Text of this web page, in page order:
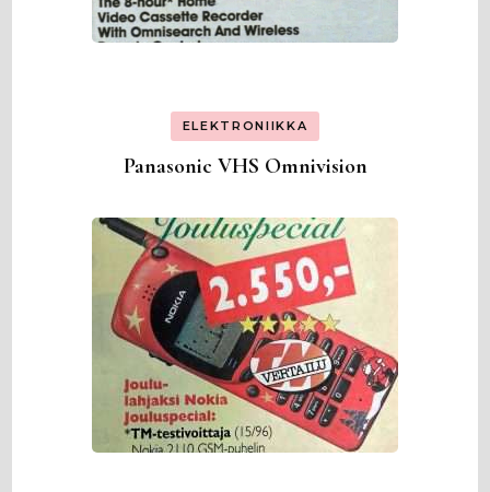
ELEKTRONIIKKA
Panasonic VHS Omnivision